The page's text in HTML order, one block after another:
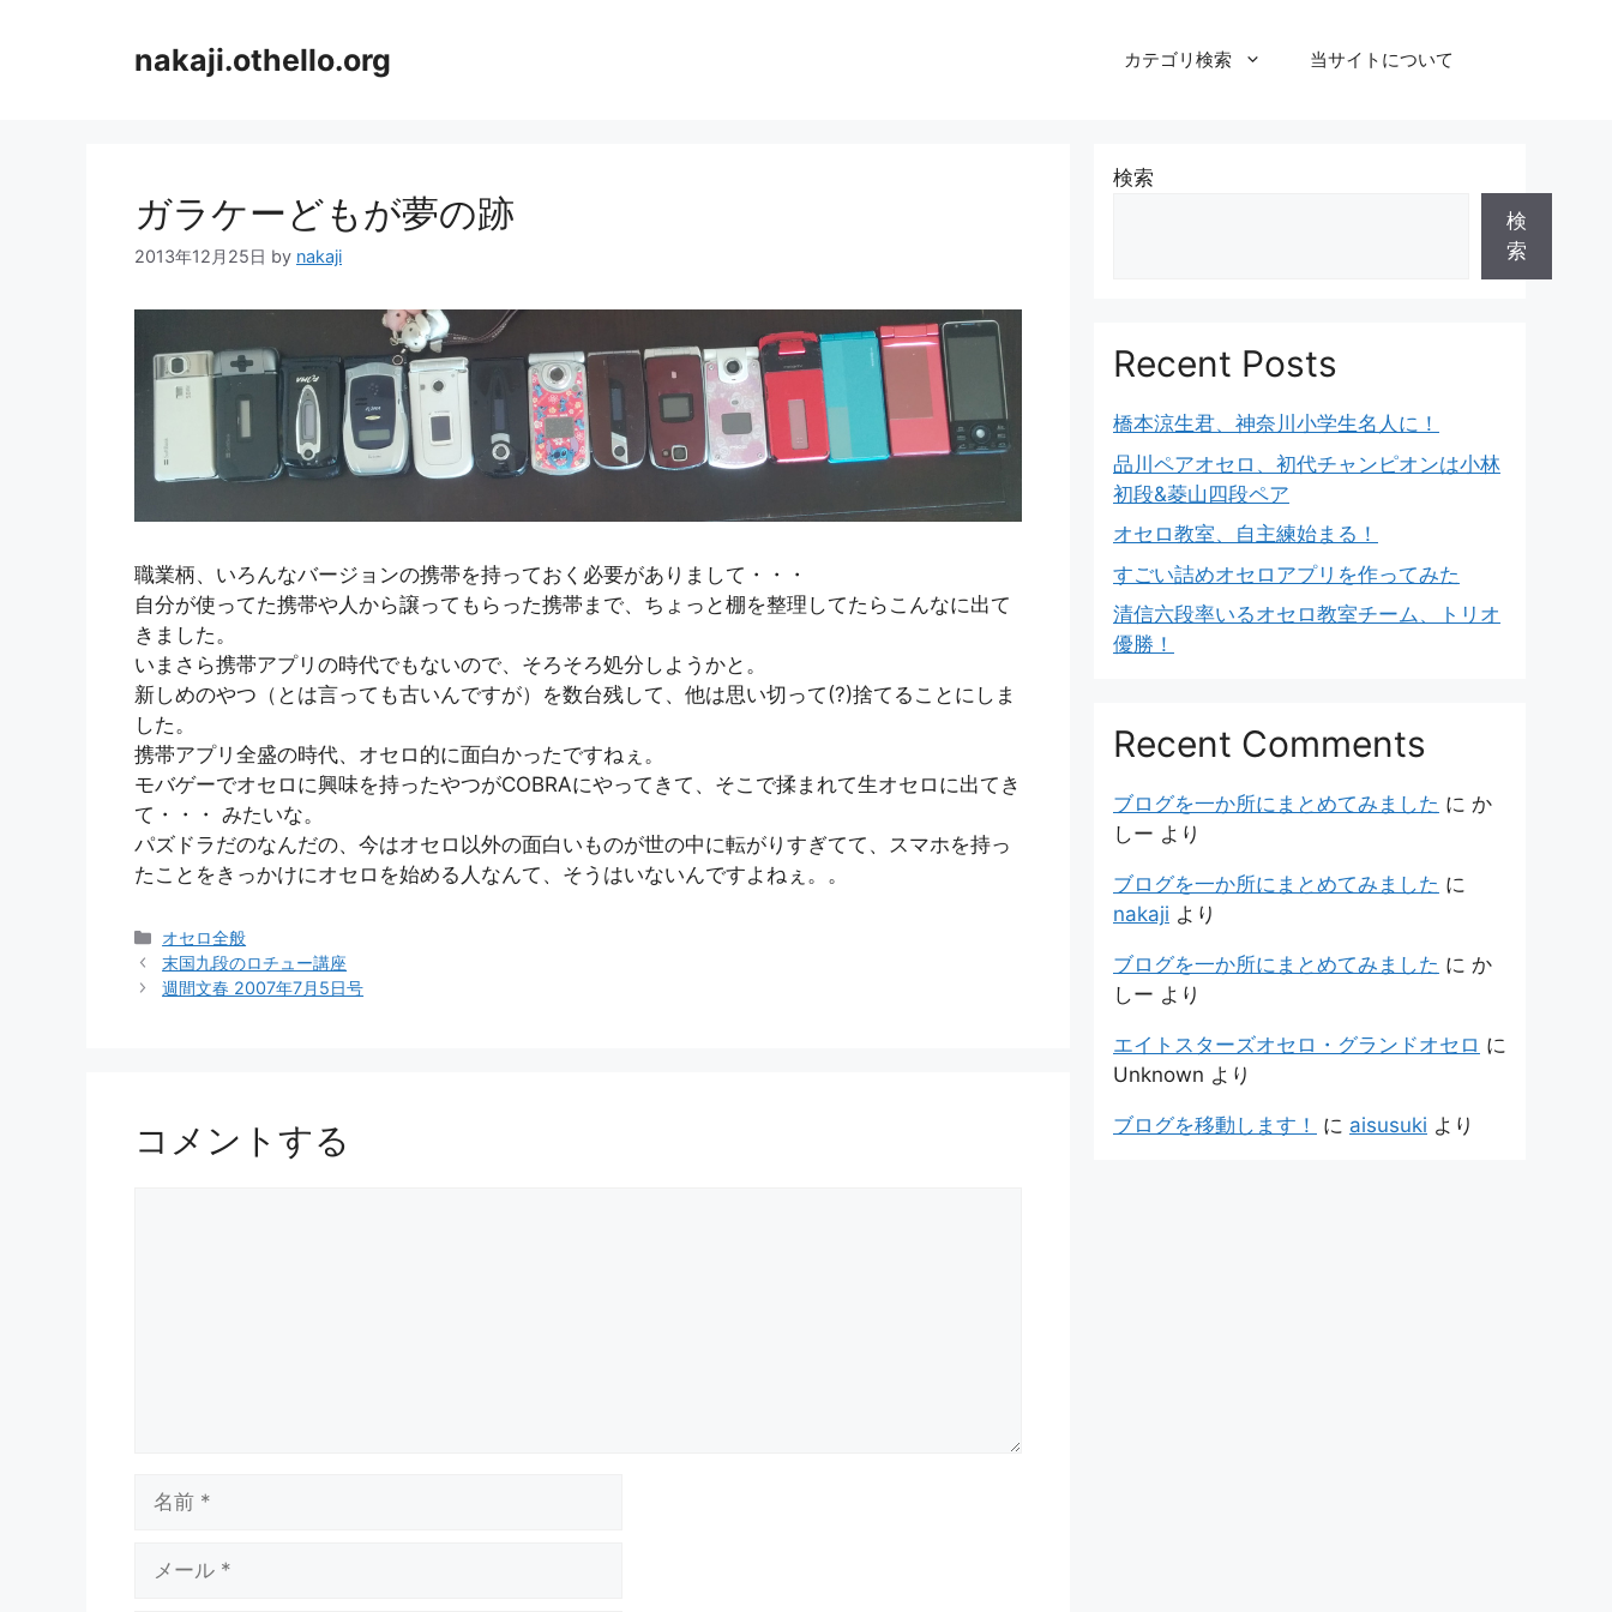
nakaji.othello.org カテゴリ検索 当サイトについて
ガラケーどもが夢の跡
2013年12月25日 by nakaji
職業柄、いろんなバージョンの携帯を持っておく必要がありまして・・・
自分が使ってた携帯や人から譲ってもらった携帯まで、ちょっと棚を整理してたらこんなに出て
きました。
いまさら携帯アプリの時代でもないので、そろそろ処分しようかと。
新しめのやつ（とは言っても古いんですが）を数台残して、他は思い切って(?)捨てることにしま
した。
携帯アプリ全盛の時代、オセロ的に面白かったですねぇ。
モバゲーでオセロに興味を持ったやつがCOBRAにやってきて、そこで揉まれて生オセロに出てき
て・・・ みたいな。
パズドラだのなんだの、今はオセロ以外の面白いものが世の中に転がりすぎてて、スマホを持っ
たことをきっかけにオセロを始める人なんて、そうはいないんですよねぇ。。
カ
テ
ゴ
オセロ全般
末国九段のロチュー講座
週間文春 2007年7月5日号
コメントする
検索
検
索
Recent Posts
橋本涼生君、神奈川小学生名人に！
品川ペアオセロ、初代チャンピオンは小林
初段&菱山四段ペア
オセロ教室、自主練始まる！
すごい詰めオセロアプリを作ってみた
清信六段率いるオセロ教室チーム、トリオ
優勝！
Recent Comments
ブログを一か所にまとめてみました に か
しー より
ブログを一か所にまとめてみました に
nakaji より
ブログを一か所にまとめてみました に か
しー より
エイトスターズオセロ・グランドオセロ に
Unknown より
ブログを移動します！ に aisusuki より